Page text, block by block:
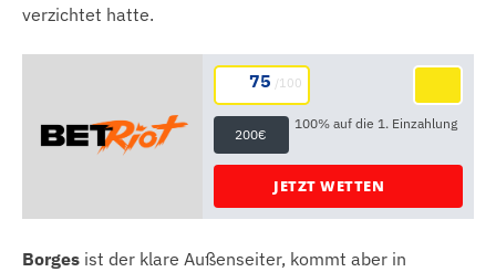
verzichtet hatte.
75 /100
200€
100% auf die 1. Einzahlung
JETZT WETTEN
Borges ist der klare Außenseiter, kommt aber in